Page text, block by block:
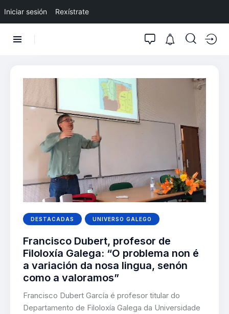
Iniciar sesión Rexístrate
DESTACADAS UNIVERSO GALEGO
Francisco Dubert, profesor de
Filoloxía Galega: “O problema non é
a variación da nosa lingua, senón
como a valoramos”
Francisco Dubert García é profesor titular do
Departamento de Filoloxía Galega da Universidade